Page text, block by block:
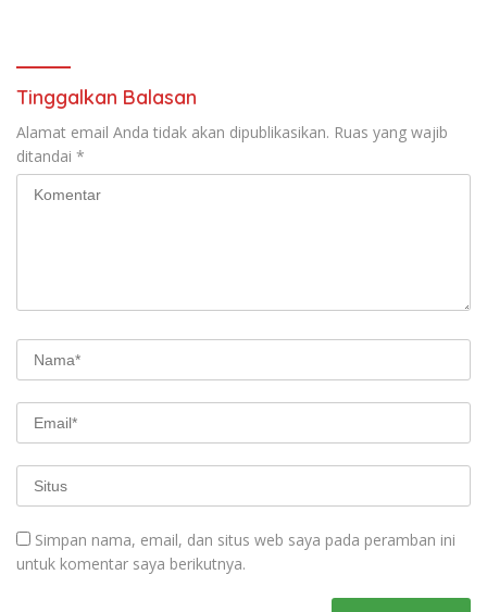
Tinggalkan Balasan
Alamat email Anda tidak akan dipublikasikan. Ruas yang wajib
ditandai *
Simpan nama, email, dan situs web saya pada peramban ini
untuk komentar saya berikutnya.